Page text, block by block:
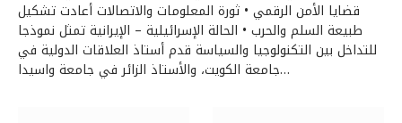
قضايا الأمن الرقمي • ثورة المعلومات والاتصالات أعادت تشكيل
طبيعة السلم والحرب • الحالة الإسرائيلية – الإيرانية تمثل نموذجا
للتداخل بين التكنولوجيا والسياسة قدم أستاذ العلاقات الدولية في
جامعة الكويت، والأستاذ الزائر في جامعة واسيدا…